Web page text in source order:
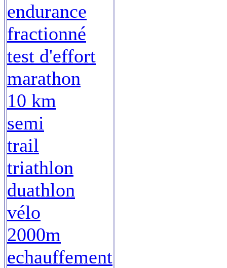
endurance
fractionné
test d'effort
marathon
10 km
semi
trail
triathlon
duathlon
vélo
2000m
echauffement